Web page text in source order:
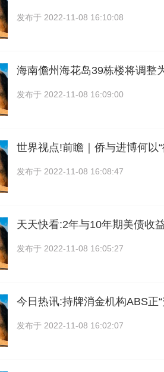
发布于 2022-11-08 16:10:08
海南儋州海花岛39栋楼将调整
发布于 2022-11-08 16:09:00
世界视点!前瞻｜侨与进博何以
发布于 2022-11-08 16:08:47
天天快看:2年与10年期美债收
发布于 2022-11-08 16:05:27
今日热讯:持牌消金机构ABS正“
发布于 2022-11-08 16:02:07